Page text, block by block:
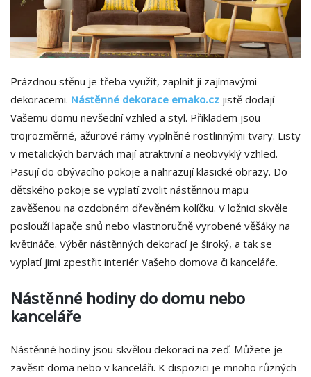
Prázdnou stěnu je třeba využít, zaplnit ji zajímavými
dekoracemi. Nástěnné dekorace emako.cz jistě dodají
Vašemu domu nevšední vzhled a styl. Příkladem jsou
trojrozměrné, ažurové rámy vyplněné rostlinnými tvary. Listy
v metalických barvách mají atraktivní a neobvyklý vzhled.
Pasují do obývacího pokoje a nahrazují klasické obrazy. Do
dětského pokoje se vyplatí zvolit nástěnnou mapu
zavěšenou na ozdobném dřevěném kolíčku. V ložnici skvěle
poslouží lapače snů nebo vlastnoručně vyrobené věšáky na
květináče. Výběr nástěnných dekorací je široký, a tak se
vyplatí jimi zpestřit interiér Vašeho domova či kanceláře.
Nástěnné hodiny do domu nebo
kanceláře
Nástěnné hodiny jsou skvělou dekorací na zeď. Můžete je
zavěsit doma nebo v kanceláři. K dispozici je mnoho různých